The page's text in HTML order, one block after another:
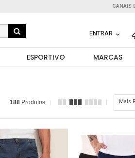
CANAIS
ENTRAR
ESPORTIVO MARCAS
188 Produtos Mais